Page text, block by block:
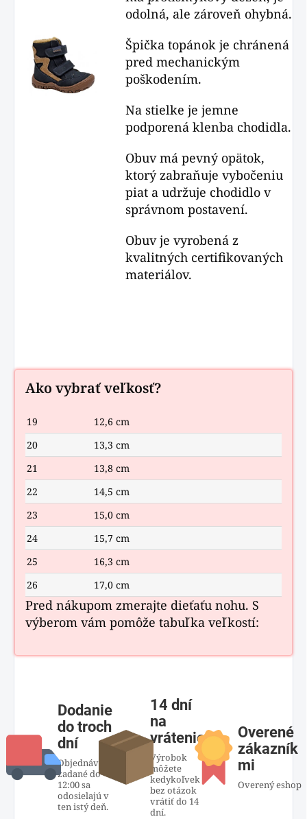
odolná, ale zároveň ohybná.
Špička topánok je chránená
pred mechanickým
poškodením.
Na stielke je jemne
podporená klenba chodidla.
Obuv má pevný opätok,
ktorý zabraňuje vybočeniu
piat a udržuje chodidlo v
správnom postavení.
Obuv je vyrobená z
kvalitných certifikovaných
materiálov.
Ako vybrať veľkosť?
19
12,6 cm
20
13,3 cm
21
13,8 cm
22
14,5 cm
23
15,0 cm
24
15,7 cm
25
16,3 cm
26
17,0 cm
Pred nákupom zmerajte dieťaťu nohu. S
výberom vám pomôže tabuľka veľkostí:
Dodanie
do troch
dní
Objednávky
zadané do
12:00 sa
odosielajú v
ten istý deň.
14 dní
na
vrátenie
Výrobok
môžete
kedykoľvek
bez otázok
vrátiť do 14
dní.
Overené
zákazník
mi
Overený eshop